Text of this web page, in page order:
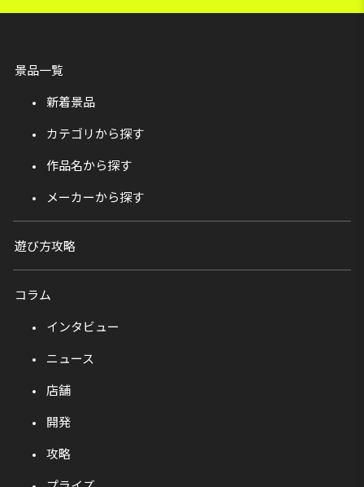
景品一覧
新着景品
カテゴリから探す
作品名から探す
メーカーから探す
遊び方攻略
コラム
インタビュー
ニュース
店舗
開発
攻略